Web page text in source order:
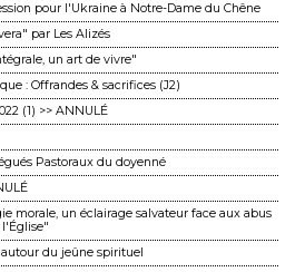
pour l'Ukraine à Notre-Dame du Chêne
par Les Alizés
un art de vivre"
: Offrandes & sacrifices (J2)
(1) >> ANNULÉ
Pastoraux du doyenné
morale, un éclairage salvateur face aux abus
du jeûne spirituel